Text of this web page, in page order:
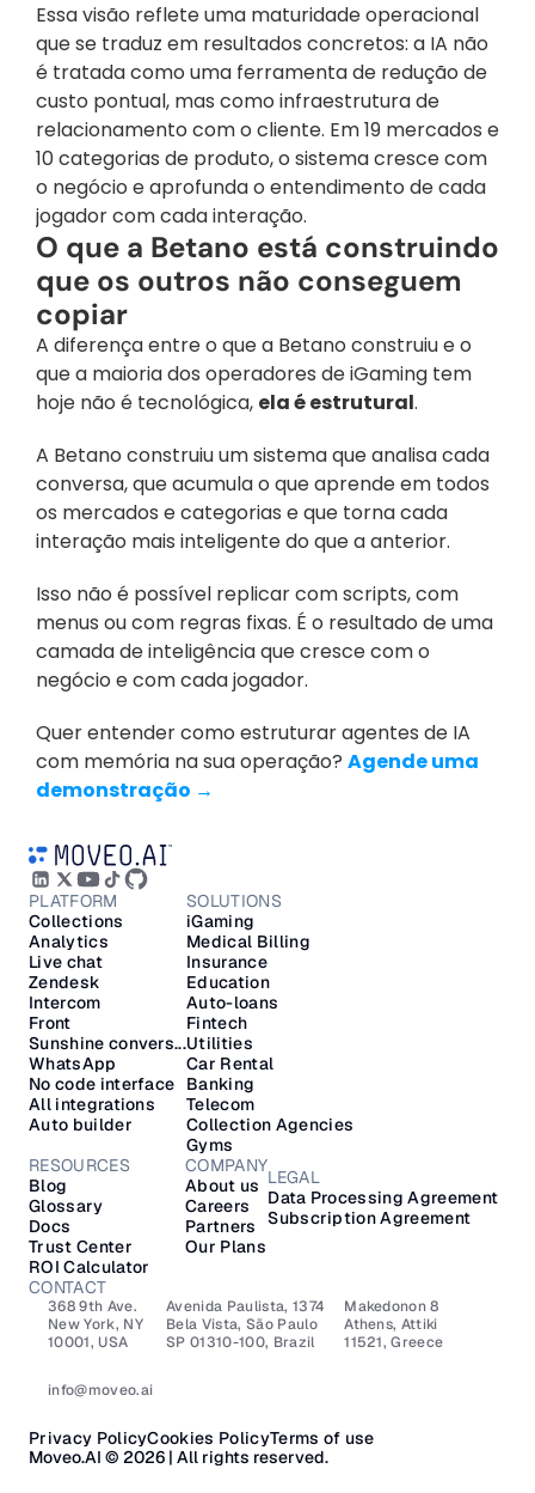
Essa visão reflete uma maturidade operacional
que se traduz em resultados concretos: a IA não
é tratada como uma ferramenta de redução de
custo pontual, mas como infraestrutura de
relacionamento com o cliente. Em 19 mercados e
10 categorias de produto, o sistema cresce com
o negócio e aprofunda o entendimento de cada
jogador com cada interação.
O que a Betano está construindo
que os outros não conseguem
copiar
A diferença entre o que a Betano construiu e o
que a maioria dos operadores de iGaming tem
hoje não é tecnológica, ela é estrutural.
A Betano construiu um sistema que analisa cada
conversa, que acumula o que aprende em todos
os mercados e categorias e que torna cada
interação mais inteligente do que a anterior.
Isso não é possível replicar com scripts, com
menus ou com regras fixas. É o resultado de uma
camada de inteligência que cresce com o
negócio e com cada jogador.
Quer entender como estruturar agentes de IA
com memória na sua operação? Agende uma
demonstração →
PLATFORM
No code interface
Auto builder
Collections
Analytics
Live chat
Zendesk
Intercom
Front
WhatsApp
Sunshine convers...
All integrations
LEGAL
Data Processing Agreement
Subscription Agreement
RESOURCES
Blog
Glossary
Docs
Trust Center
ROI Calculator
COMPANY
About us
Careers
Partners
Our Plans
SOLUTIONS
Medical Billing
Insurance
iGaming
Education
Auto-loans
Fintech
Utilities
Car Rental
Banking
Telecom
Collection Agencies
Gyms
CONTACT
Makedonon 8
Athens, Attiki
11521, Greece
368 9th Ave.
New York, NY
10001, USA
info@moveo.ai
Avenida Paulista, 1374
Bela Vista, São Paulo
SP 01310-100, Brazil
Privacy Policy Terms of use
Cookies Policy
Moveo.AI © 2026 | All rights reserved.​